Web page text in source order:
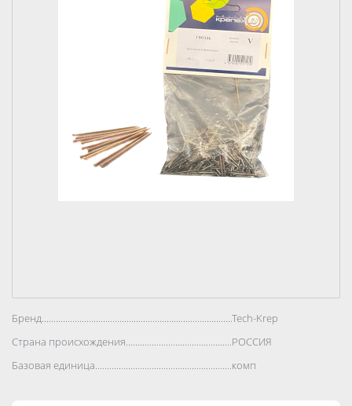
Бренд..................................................................................Tech-Krep
Страна происхождения..................................................................................
РОССИЯ
Базовая единица..................................................................................
комп